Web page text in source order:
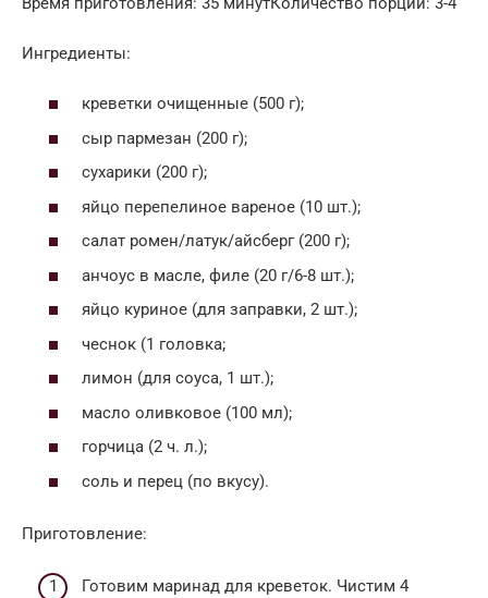
Ингредиенты:
креветки очищенные (500 г);
сыр пармезан (200 г);
сухарики (200 г);
яйцо перепелиное вареное (10 шт.);
салат ромен/латук/айсберг (200 г);
анчоус в масле, филе (20 г/6-8 шт.);
яйцо куриное (для заправки, 2 шт.);
чеснок (1 головка;
лимон (для соуса, 1 шт.);
масло оливковое (100 мл);
горчица (2 ч. л.);
соль и перец (по вкусу).
Приготовление:
Готовим маринад для креветок. Чистим 4